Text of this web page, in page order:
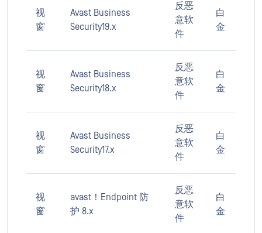
视
窗
Avast Business
Security19.x
反恶
意软
件
白
金
视
窗
Avast Business
Security18.x
反恶
意软
件
白
金
视
窗
Avast Business
Security17.x
反恶
意软
件
白
金
视
窗
avast！Endpoint 防
护 8.x
反恶
意软
件
白
金